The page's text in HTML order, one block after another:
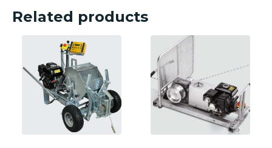
Related products